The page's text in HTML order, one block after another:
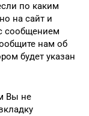
по каким
на сайт и
сообщением
нам об
будет указан
Вы не